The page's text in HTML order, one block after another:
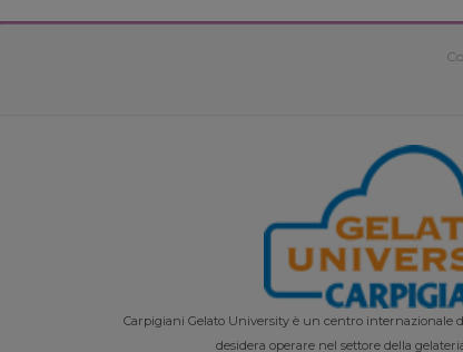
Carpigiani Gelato University è un centro internazionale
desidera operare nel settore della